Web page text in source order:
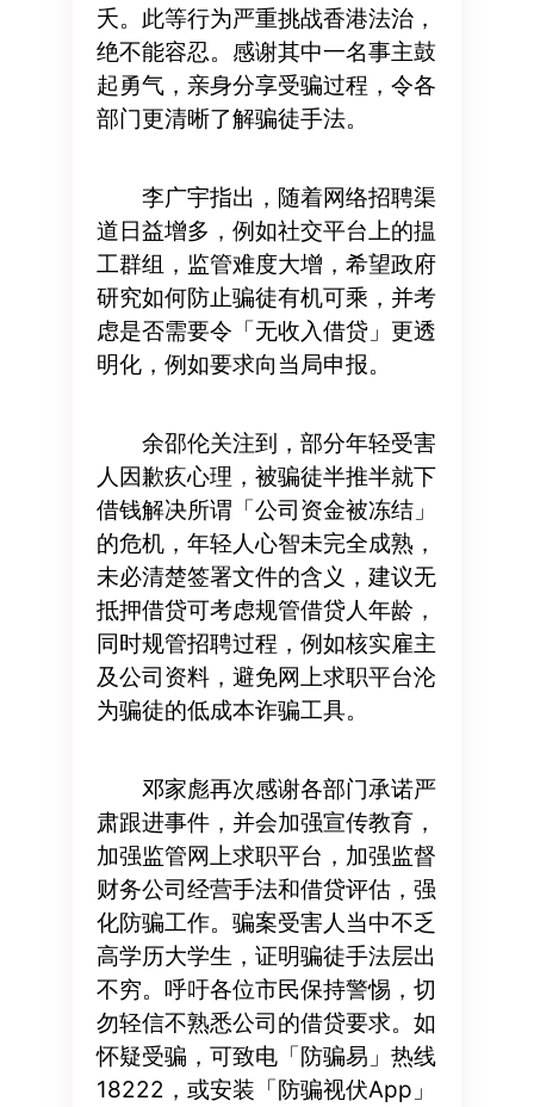
夭。此等行为严重挑战香港法治，
绝不能容忍。感谢其中一名事主鼓
起勇气，亲身分享受骗过程，令各
部门更清晰了解骗徒手法。
李广宇指出，随着网络招聘渠
道日益增多，例如社交平台上的揾
工群组，监管难度大增，希望政府
研究如何防止骗徒有机可乘，并考
虑是否需要令「无收入借贷」更透
明化，例如要求向当局申报。
余邵伦关注到，部分年轻受害
人因歉疚心理，被骗徒半推半就下
借钱解决所谓「公司资金被冻结」
的危机，年轻人心智未完全成熟，
未必清楚签署文件的含义，建议无
抵押借贷可考虑规管借贷人年龄，
同时规管招聘过程，例如核实雇主
及公司资料，避免网上求职平台沦
为骗徒的低成本诈骗工具。
邓家彪再次感谢各部门承诺严
肃跟进事件，并会加强宣传教育，
加强监管网上求职平台，加强监督
财务公司经营手法和借贷评估，强
化防骗工作。骗案受害人当中不乏
高学历大学生，证明骗徒手法层出
不穷。呼吁各位市民保持警惕，切
勿轻信不熟悉公司的借贷要求。如
怀疑受骗，可致电「防骗易」热线
18222，或安装「防骗视伏App」